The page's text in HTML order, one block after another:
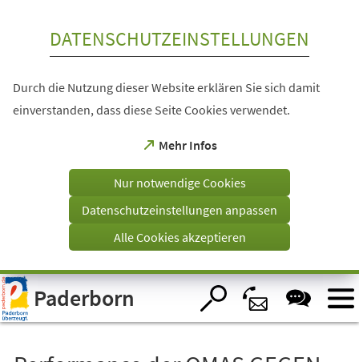
Visuelle
Assistenzsoftware
öffnen.
DATENSCHUTZEINSTELLUNGEN
Durch die Nutzung dieser Website erklären Sie sich damit
einverstanden, dass diese Seite Cookies verwendet.
Mehr Infos
(Öffnet
einem
Tab)
Nur notwendige Cookies
Datenschutzeinstellungen anpassen
Alle Cookies akzeptieren
Paderborn